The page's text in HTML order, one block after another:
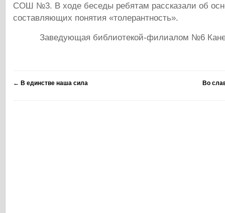
СОШ №3. В ходе беседы ребятам рассказали об
составляющих понятия «толерантность».
Заведующая библиотекой-филиалом №6
← В единстве наша сила Во